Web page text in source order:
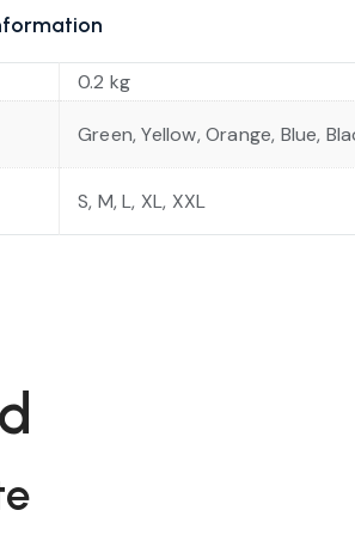
0.2 kg
Green, Yellow, Orange, Blue,
S, M, L, XL, XXL